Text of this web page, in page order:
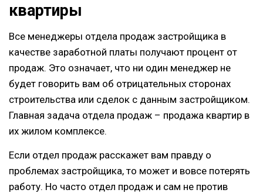
квартиры
Все менеджеры отдела продаж застройщика в
качестве заработной платы получают процент от
продаж. Это означает, что ни один менеджер не
будет говорить вам об отрицательных сторонах
строительства или сделок с данным застройщиком.
Главная задача отдела продаж – продажа квартир в
их жилом комплексе.
Если отдел продаж расскажет вам правду о
проблемах застройщика, то может и вовсе потерять
работу. Но часто отдел продаж и сам не против